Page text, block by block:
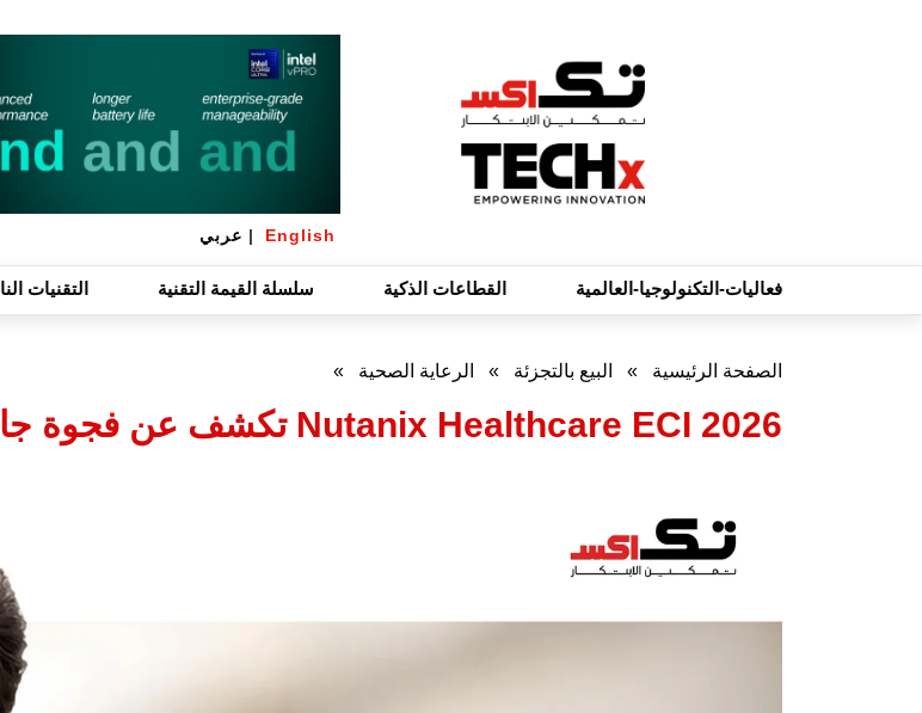
English
| عربي
فعاليات-التكنولوجيا-العالمية القطاعات الذكية سلسلة القيمة التقنية التقنيات
الصفحة الرئيسية » البيع بالتجزئة » الرعاية الصحية »
Nutanix Healthcare ECI 2026 تكشف عن فجوة جاهزية الذكاء الاصطناعي